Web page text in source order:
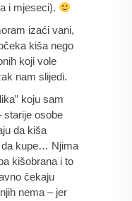
i mjeseci).
izaći vani,
kiša nego
koji vole
nam slijedi.
koju sam
starije osobe
da kiša
da kupe… Njima
kišobrana i to
čekaju
nema – jer